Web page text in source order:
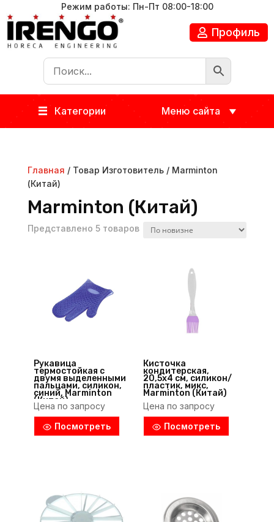
Режим работы: Пн-Пт 08:00-18:00
Профиль
Категории Меню сайта
Главная / Товар Изготовитель / Marminton
(Китай)
Marminton (Китай)
Представлено 5 товаров
Рукавица
термостойкая с
двумя выделенными
пальцами, силикон,
синий, Marminton
(Китай)
Цена по запросу
Посмотреть
Кисточка
кондитерская,
20,5х4 см, силикон/
пластик, микс,
Marminton (Китай)
Цена по запросу
Посмотреть